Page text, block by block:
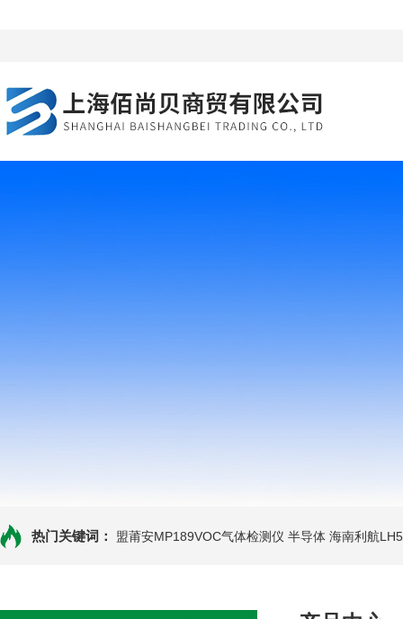
热门关键词： 盟莆安MP189VOC气体检测仪 半导体 海南利航